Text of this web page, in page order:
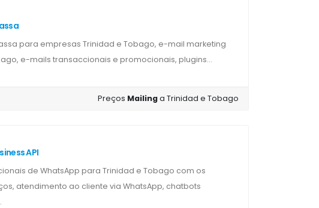
para empresas Trinidad e Tobago, e-mail marketing
e-mails transaccionais e promocionais, plugins...
Preços Mailinga Trinidad e Tobago
API
de WhatsApp para Trinidad e Tobago com os
atendimento ao cliente via WhatsApp, chatbots